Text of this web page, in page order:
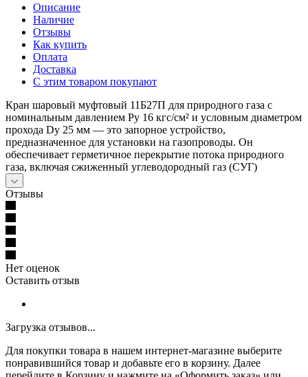
Описание
Наличие
Отзывы
Как купить
Оплата
Доставка
С этим товаром покупают
Кран шаровый муфтовый 11Б27П для природного газа с
номинальным давлением Ру 16 кгс/см² и условным диаметром
прохода Dy 25 мм — это запорное устройство,
предназначенное для установки на газопроводы. Он
обеспечивает герметичное перекрытие потока природного
газа, включая сжиженный углеводородный газ (СУГ)
Отзывы
Нет оценок
Оставить отзыв
Загрузка отзывов...
Для покупки товара в нашем интернет-магазине выберите
понравившийся товар и добавьте его в корзину. Далее